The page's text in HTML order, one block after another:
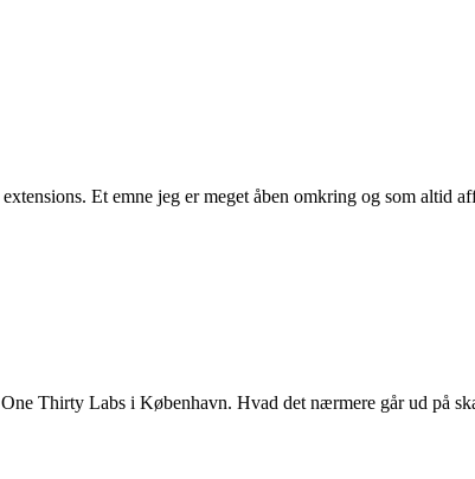
Et emne jeg er meget åben omkring og som altid
Thirty Labs i København. Hvad det nærmere går ud på